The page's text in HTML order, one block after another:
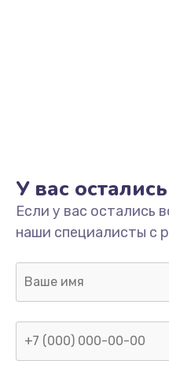
У вас
Если у вас остались
наши специалисты с